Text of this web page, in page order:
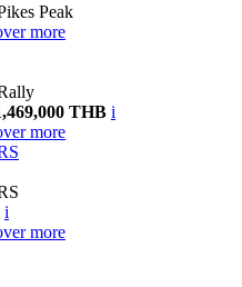
Peak
more
THB i
more
i
more